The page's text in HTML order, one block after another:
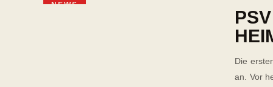
NEWS
Die
an. Vor